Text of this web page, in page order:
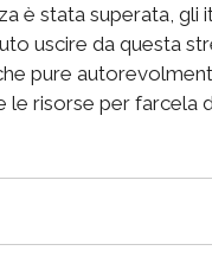
è stata superata, gli
uscire da questa
pure
risorse per farcela